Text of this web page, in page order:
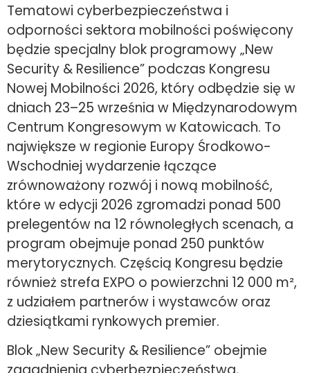
Tematowi cyberbezpieczeństwa i
odporności sektora mobilności poświęcony
będzie specjalny blok programowy „New
Security & Resilience” podczas Kongresu
Nowej Mobilności 2026, który odbędzie się w
dniach 23–25 września w Międzynarodowym
Centrum Kongresowym w Katowicach. To
największe w regionie Europy Środkowo-
Wschodniej wydarzenie łączące
zrównoważony rozwój i nową mobilność,
które w edycji 2026 zgromadzi ponad 500
prelegentów na 12 równoległych scenach, a
program obejmuje ponad 250 punktów
merytorycznych. Częścią Kongresu będzie
również strefa EXPO o powierzchni 12 000 m²,
z udziałem partnerów i wystawców oraz
dziesiątkami rynkowych premier.
Blok „New Security & Resilience” obejmie